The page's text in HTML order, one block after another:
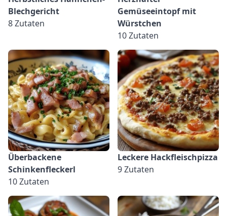
Blechgericht
8 Zutaten
Gemüseeintopf mit
Würstchen
10 Zutaten
Überbackene
Schinkenfleckerl
10 Zutaten
Leckere Hackfleischpizza
9 Zutaten